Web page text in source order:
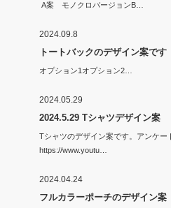
A案 モノクロバージョンB…
2024.09.8
トートバックのデザイン案です
オプション1オプション2…
2024.05.29
2024.5.29 Tシャツデザイン案
Tシャツのデザイン案です。アンケー
https://www.youtu…
2024.04.24
フルカラーポーチのデザイン案